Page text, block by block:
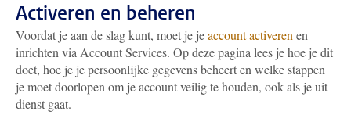
Activeren en beheren
Voordat je aan de slag kunt, moet je jeaccount activeren en
inrichten via Account Services. Op deze pagina lees je hoe je dit
doet, hoe je je persoonlijke gegevens beheert en welke stappen
je moet doorlopen om je account veilig te houden, ook als je uit
dienst gaat.